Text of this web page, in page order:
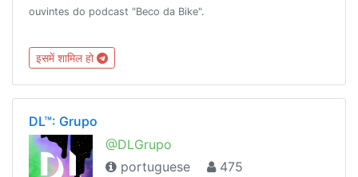
ouvintes do podcast "Beco da Bike".
इसमें शामिल हो
DL™: Grupo
@DLGrupo
portuguese
475